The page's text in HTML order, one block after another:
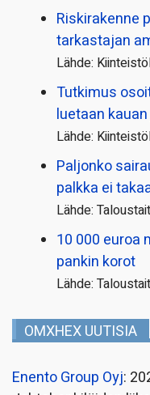
Riskirakenne
tarkastajan
Lähde:
Tutkimus
luetaan
Lähde:
Paljonko
palkka ei
Lähde:
10 000 euroa
pankin korot
Lähde:
OMXHEX UUTISIA
Enento Group Oyj: